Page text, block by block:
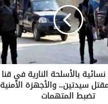
بالأسلحة النارية في قنا
سيدتين.. والأجهزة الأمنية
تضبط المتهمات